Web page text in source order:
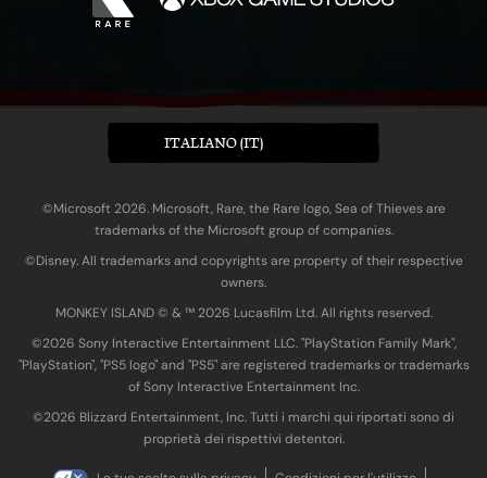
ITALIANO (IT)
©Microsoft 2026. Microsoft, Rare, the Rare logo, Sea of Thieves are
trademarks of the Microsoft group of companies.
©Disney. All trademarks and copyrights are property of their respective
owners.
MONKEY ISLAND © & ™ 20‍26 Lucasfilm Ltd. All rights reserved.
©2026 Sony Interactive Entertainment LLC. "PlayStation Family Mark",
"PlayStation", "PS5 logo" and "PS5" are registered trademarks or trademarks
of Sony Interactive Entertainment Inc.
©2026 Blizzard Entertainment, Inc. Tutti i marchi qui riportati sono di
proprietà dei rispettivi detentori.